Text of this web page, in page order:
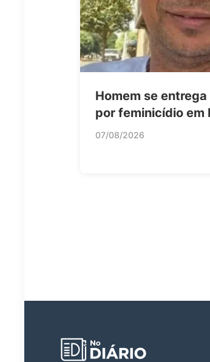
Homem se
por feminicídio em
07/08/2026